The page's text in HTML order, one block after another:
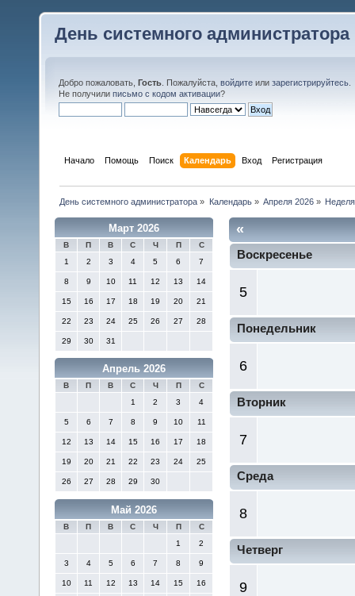
День системного администратора
Добро пожаловать, Гость . Пожалуйста, войдите или зарегистрируйтесь
Не получили письмо с кодом активации?
Начало Помощь Поиск Календарь Вход Регистрация
День системного администратора » Календарь» Апреля 2026»
Март 2026
В П В С Ч П
С
1
2 3 4 5 6 7
8 9 10 11 12 13 14
15 16 17 18 19 20 21
22 23 24 25 26 27 28
29 30 31
Апрель 2026
В П В С Ч П
С
1
2 3 4
5 6 7 8 9 10 11
12 13 14 15 16 17 18
19 20 21 22 23 24 25
26 27 28 29 30
Май 2026
В П В С Ч П
С
1
2
3 4 5 6 7 8 9
10 11 12 13 14 15 16
«
Воскресенье
5
Понедельник
6
Вторник
7
Среда
8
Четверг
9